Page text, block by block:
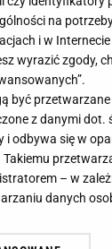
o wiejskich
na wsi, to
wiedzy. Czy
DODANE POLSKA WIEŚ
wiedzy ogólnej
na
i w
wyrazić zgody,
być
z danymi
odbywa się w
– w
danych